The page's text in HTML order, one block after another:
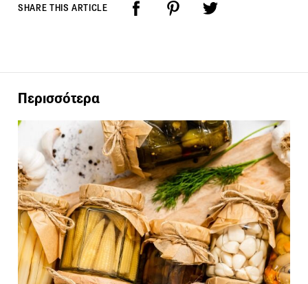
SHARE THIS ARTICLE
Περισσότερα